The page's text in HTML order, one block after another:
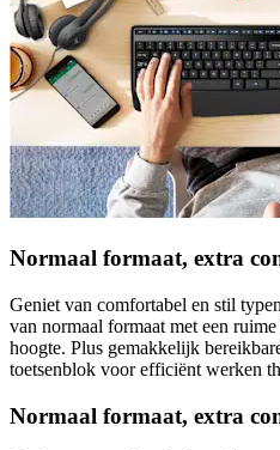
Normaal formaat, extra
Geniet van comfortabel en stil
van normaal formaat met een ruime
hoogte. Plus gemakkelijk
toetsenblok voor efficiënt werken
Normaal formaat, extra